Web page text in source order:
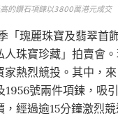
的鑽石項鍊以3800萬港元成交
「瑰麗珠寶及翡翠首
人珠寶珍藏」拍賣會
家熱烈競投。其中，
1956號兩件項鍊，吸
，經過逾15分鐘激烈